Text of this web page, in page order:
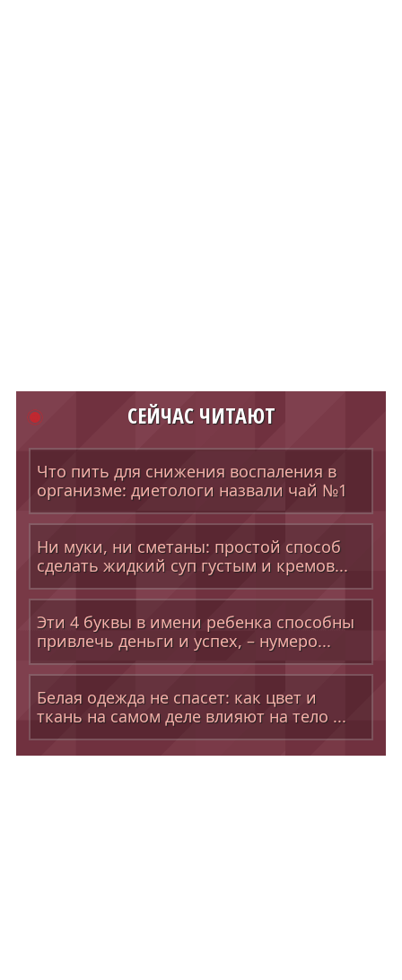
СЕЙЧАС ЧИТАЮТ
Что пить для снижения воспаления в
организме: диетологи назвали чай №1
Ни муки, ни сметаны: простой способ
сделать жидкий суп густым и кремов...
Эти 4 буквы в имени ребенка способны
привлечь деньги и успех, – нумеро...
Белая одежда не спасет: как цвет и
ткань на самом деле влияют на тело ...